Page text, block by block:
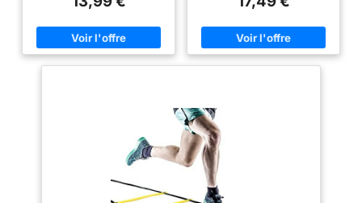
Chaque barreau mesure 43 cm
de long, l'espace entre eux
pouvant atteindre 38 cm.
de transport inclus - Rangez-
les facilement dans le sac pour
vous entraîner où et quand vous
Idéale pour tous, des enfants et
jeunes talents aux athlètes
de Football
cônes de football (6 jaunes, 6
oranges), 4 poteaux en acier
pour plus de stabilité et un sac
un entraînement sans effort.
Maximisez les performances
athlétiques : avec cette échelle
d'agilité et ces cônes, vous
pouvez maximiser votre
accélération, votre rythme, votre
équilibre, la force de vos
jambes, le contrôle global de